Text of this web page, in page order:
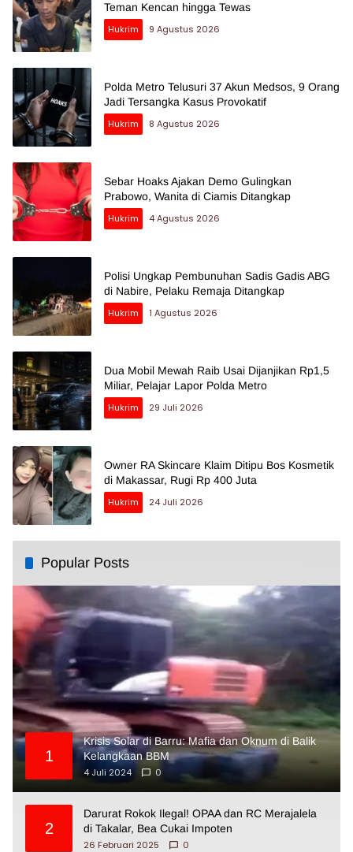
Teman Kencan hingga Tewas
Hukrim
9 Agustus 2026
Polda Metro Telusuri 37 Akun Medsos, 9 Orang
Jadi Tersangka Kasus Provokatif
Hukrim
8 Agustus 2026
Sebar Hoaks Ajakan Demo Gulingkan
Prabowo, Wanita di Ciamis Ditangkap
Hukrim
4 Agustus 2026
Polisi Ungkap Pembunuhan Sadis Gadis ABG
di Nabire, Pelaku Remaja Ditangkap
Hukrim
1 Agustus 2026
Dua Mobil Mewah Raib Usai Dijanjikan Rp1,5
Miliar, Pelajar Lapor Polda Metro
Hukrim
29 Juli 2026
Owner RA Skincare Klaim Ditipu Bos Kosmetik
di Makassar, Rugi Rp 400 Juta
Hukrim
24 Juli 2026
Popular Posts
1
Krisis Solar di Barru: Mafia dan Oknum di Balik
Kelangkaan BBM
4 Juli 2024
0
2
Darurat Rokok Ilegal! OPAA dan RC Merajalela
di Takalar, Bea Cukai Impoten
26 Februari 2025
0